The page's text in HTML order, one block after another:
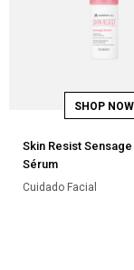
Skin Resist Sensage
Sérum
Cuidado Facial